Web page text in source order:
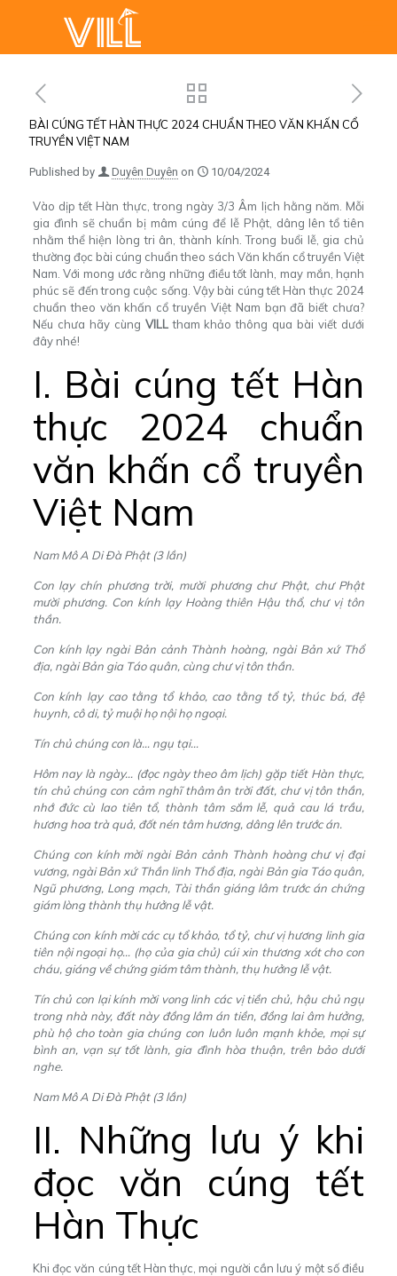
BÀI CÚNG TẾT HÀN THỰC 2024 CHUẨN THEO VĂN KHẤN CỔ
TRUYỀN VIỆT NAM
Published by Duyên Duyên on 10/04/2024
Vào dịp tết Hàn thực, trong ngày 3/3 Âm lịch hằng năm. Mỗi
gia đình sẽ chuẩn bịmâm cúng để lễ Phật, dâng lên tổ tiên
nhằm thể hiện lòng tri ân, thành kính. Trong buổi lễ, gia chủ
thường đọc bài cúng chuẩn theo sách Văn khấn cổ truyền Việt
Nam. Với mong ước rằng những điều tốt lành, may mắn, hạnh
phúc sẽ đến trong cuộc sống. Vậy bài cúng tết Hàn thực 2024
chuẩn theo văn khấn cổ truyền Việt Nam bạn đã biết chưa?
Nếu chưa hãy cùng VILLtham khảo thông qua bài viết dưới
đây nhé!
I. Bài cúng tết Hàn
thực 2024 chuẩn
văn khấn cổ truyền
Việt Nam
Nam Mô A Di Đà Phật (3 lần)
Con lạy chín phương trời, mười phương chư Phật, chư Phật
mười phương. Con kính lạy Hoàng thiên Hậu thổ, chư vị tôn
thần.
Con kính lạy ngài Bản cảnh Thành hoàng, ngài Bản xứ Thổ
địa, ngài Bản gia Táo quân, cùng chư vị tôn thần.
Con kính lạy cao tằng tổ khảo, cao tằng tổ tỷ, thúc bá, đệ
huynh, cô di, tỷ muội họ nội họ ngoại.
Tín chủ chúng con là… ngụ tại…
Hôm nay là ngày… (đọc ngày theo âm lịch) gặp tiết Hàn thực,
tín chủ chúng con cảm nghĩ thâm ân trời đất, chư vị tôn thần,
nhớ đức cù lao tiên tổ, thành tâm sắm lễ, quả cau lá trầu,
hương hoa trà quả, đốt nén tâm hương, dâng lên trước án.
Chúng con kính mời ngài Bản cảnh Thành hoàng chư vị đại
vương, ngài Bản xứ Thần linh Thổ địa, ngài Bản gia Táo quân,
Ngũ phương, Long mạch, Tài thần giáng lâm trước án chứng
giám lòng thành thụ hưởng lễ vật.
Chúng con kính mời các cụ tổ khảo, tổ tỷ, chư vị hương linh gia
tiên nội ngoại họ… (họ của gia chủ) cúi xin thương xót cho con
cháu, giáng về chứng giám tâm thành, thụ hưởng lễ vật.
Tín chủ con lại kính mời vong linh các vị tiền chủ, hậu chủ ngụ
trong nhà này, đất này đồng lâm án tiền, đồng lai âm hưởng,
phù hộ cho toàn gia chúng con luôn luôn mạnh khỏe, mọi sự
bình an, vạn sự tốt lành, gia đình hòa thuận, trên bảo dưới
nghe.
Nam Mô A Di Đà Phật (3 lần)
II. Những lưu ý khi
đọc văn cúng tết
Hàn Thực
Khi đọc văn cúng tết Hàn thực, mọi người cần lưu ý một số điều